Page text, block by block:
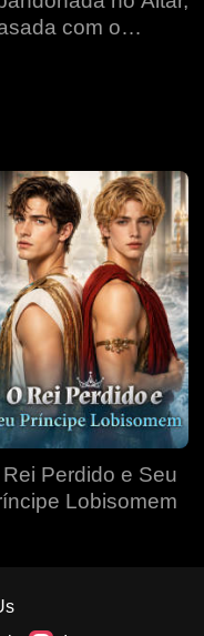
com o
Rei Perdido e Seu
Lobisomem